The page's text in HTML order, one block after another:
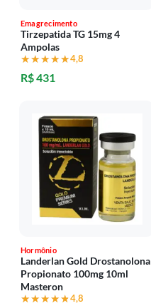
Emagrecimento
Tirzepatida TG 15mg 4
Ampolas
★★★★★
★★★★★4,8
R$ 431
Hormônio
Landerlan Gold Drostanolona
Propionato 100mg 10ml
Masteron
★★★★★
★★★★★4,8